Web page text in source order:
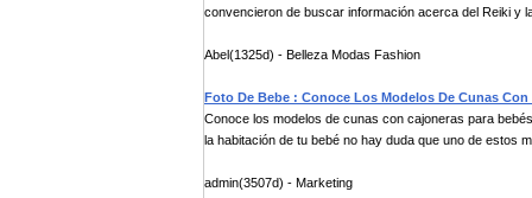
convencieron de buscar información acerca del Reiki y
Abel(1325d) - Belleza Modas Fashion
Foto De Bebe : Conoce Los Modelos De Cunas Con
Conoce los modelos de cunas con cajoneras para
la habitación de tu bebé no hay duda que uno de estos
admin(3507d) - Marketing